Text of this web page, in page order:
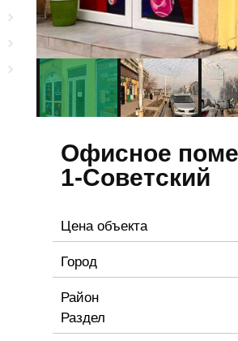
Офисное
1-Советский
Цена объекта
Город
Район
Раздел